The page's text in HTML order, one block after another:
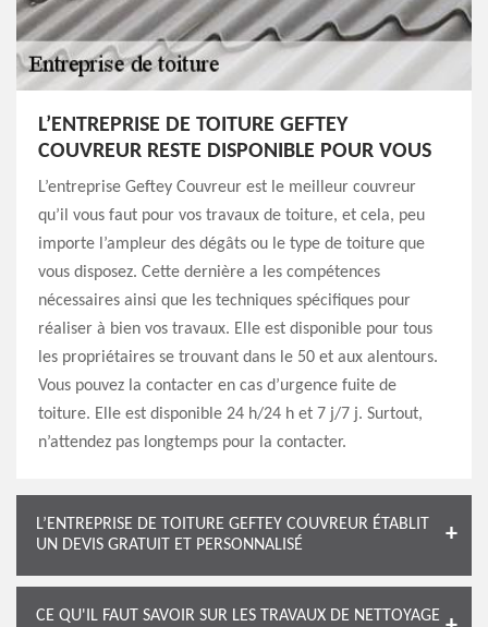
L’ENTREPRISE DE TOITURE GEFTEY
COUVREUR RESTE DISPONIBLE POUR VOUS
L’entreprise Geftey Couvreur est le meilleur couvreur
qu’il vous faut pour vos travaux de toiture, et cela, peu
importe l’ampleur des dégâts ou le type de toiture que
vous disposez. Cette dernière a les compétences
nécessaires ainsi que les techniques spécifiques pour
réaliser à bien vos travaux. Elle est disponible pour tous
les propriétaires se trouvant dans le 50 et aux alentours.
Vous pouvez la contacter en cas d’urgence fuite de
toiture. Elle est disponible 24 h/24 h et 7 j/7 j. Surtout,
n’attendez pas longtemps pour la contacter.
L’ENTREPRISE DE TOITURE GEFTEY COUVREUR ÉTABLIT
UN DEVIS GRATUIT ET PERSONNALISÉ
CE QU'IL FAUT SAVOIR SUR LES TRAVAUX DE NETTOYAGE